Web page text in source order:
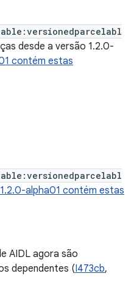
desde a versão 1.2.0-
contém estas
alpha01 contém estas
AIDL agora são
dependentes (I473cb,